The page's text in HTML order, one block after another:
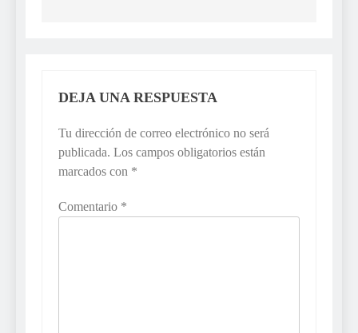
DEJA UNA RESPUESTA
Tu dirección de correo electrónico no será
publicada. Los campos obligatorios están
marcados con *
Comentario *